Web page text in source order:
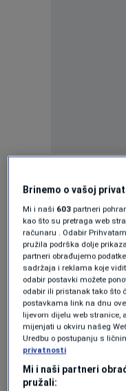
međunarodnom
entitet mora
sa 110 miliona
RS-a traži da se
Bosne i
Za vlast u
neprihvatljivo.
Na prethodnom
pravobraniteljica
Brinemo o vašoj
Mi i naši 603 partneri
kao što su pretraga web
računaru . Odabir
pružila podrška dolje
partneri obrađujemo
sadržaja i reklama koje
odabir postavki možete
odabir ili pristanak tako što
postavkama link na dnu
lijevom dijelu web stranice,
mijenjati u okviru našeg
Uredbu o postupanju s
privatnosti
Mi i naši partneri
pružali: